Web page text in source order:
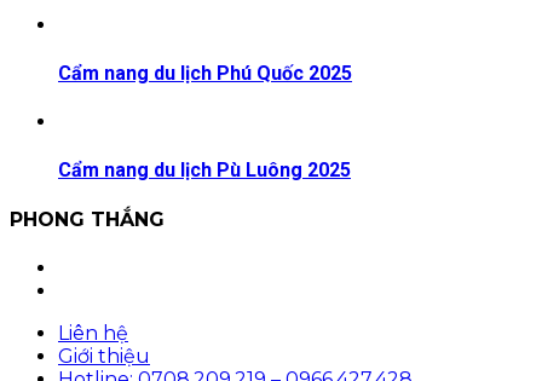
Cẩm nang du lịch Phú Quốc 2025
Cẩm nang du lịch Pù Luông 2025
PHONG THẮNG
Liên hệ
Giới thiệu